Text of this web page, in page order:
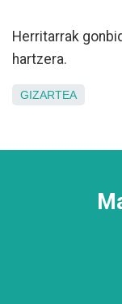
Herritarrak
hartzera.
GIZARTEA